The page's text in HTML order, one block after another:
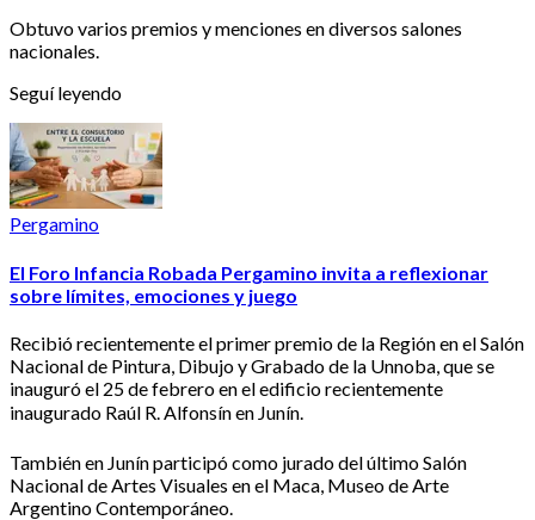
Obtuvo varios premios y menciones en diversos salones
nacionales.
Seguí leyendo
Pergamino
El Foro Infancia Robada Pergamino invita a reflexionar
sobre límites, emociones y juego
Recibió recientemente el primer premio de la Región en el Salón
Nacional de Pintura, Dibujo y Grabado de la Unnoba, que se
inauguró el 25 de febrero en el edificio recientemente
inaugurado Raúl R. Alfonsín en Junín.
También en Junín participó como jurado del último Salón
Nacional de Artes Visuales en el Maca, Museo de Arte
Argentino Contemporáneo.